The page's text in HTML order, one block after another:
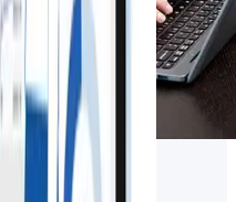
すすめ5選！導入
、注意点も解説